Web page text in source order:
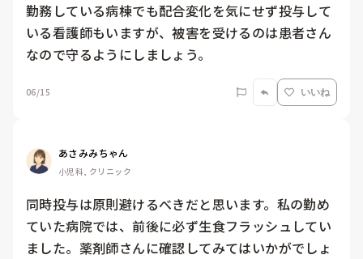
勤務している病棟でも配合変化を気にせず投与して
いる看護師もいますが、被害を受けるのは患者さん
なので守るようにしましょう。
06/15 いいね
あさみみちゃん
小児科, クリニック
同時投与は原則避けるべきだと思います。私の勤め
ていた病院では、前後に必ず生食フラッシュしてい
ました。薬剤師さんに確認してみてはいかがでしょ